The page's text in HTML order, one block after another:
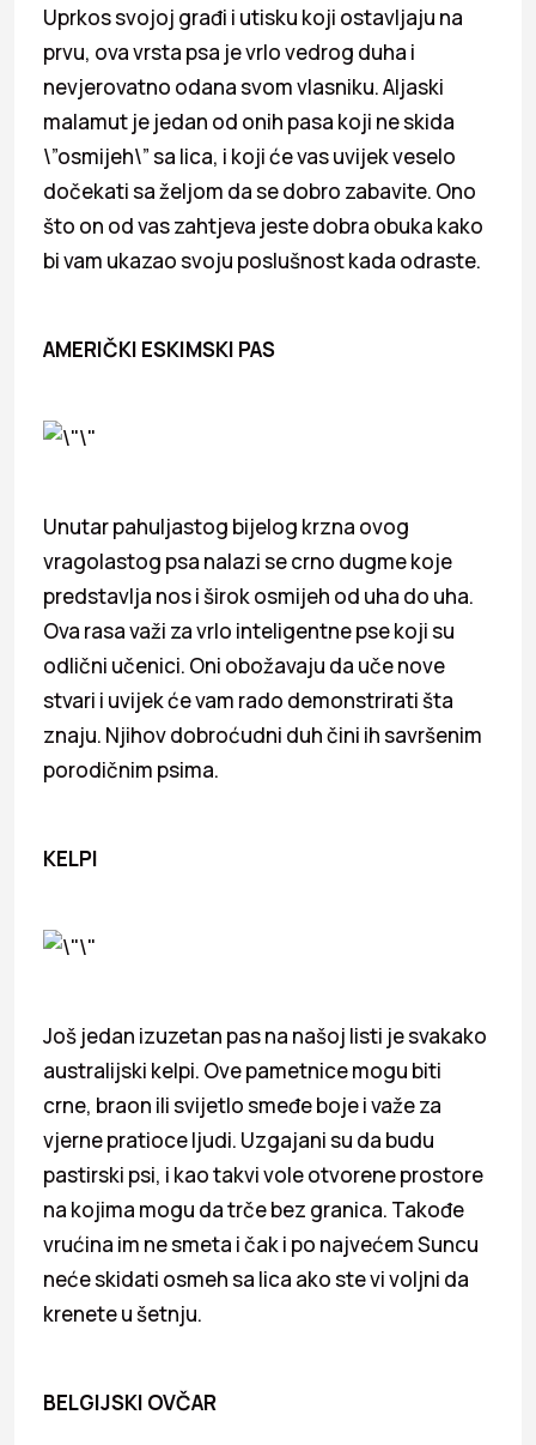
Uprkos svojoj građi i utisku koji ostavljaju na
prvu, ova vrsta psa je vrlo vedrog duha i
nevjerovatno odana svom vlasniku. Aljaski
malamut je jedan od onih pasa koji ne skida
\”osmijeh\” sa lica, i koji će vas uvijek veselo
dočekati sa željom da se dobro zabavite. Ono
što on od vas zahtjeva jeste dobra obuka kako
bi vam ukazao svoju poslušnost kada odraste.
AMERIČKI ESKIMSKI PAS
Unutar pahuljastog bijelog krzna ovog
vragolastog psa nalazi se crno dugme koje
predstavlja nos i širok osmijeh od uha do uha.
Ova rasa važi za vrlo inteligentne pse koji su
odlični učenici. Oni obožavaju da uče nove
stvari i uvijek će vam rado demonstrirati šta
znaju. Njihov dobroćudni duh čini ih savršenim
porodičnim psima.
KELPI
Još jedan izuzetan pas na našoj listi je svakako
australijski kelpi. Ove pametnice mogu biti
crne, braon ili svijetlo smeđe boje i važe za
vjerne pratioce ljudi. Uzgajani su da budu
pastirski psi, i kao takvi vole otvorene prostore
na kojima mogu da trče bez granica. Takođe
vrućina im ne smeta i čak i po najvećem Suncu
neće skidati osmeh sa lica ako ste vi voljni da
krenete u šetnju.
BELGIJSKI OVČAR